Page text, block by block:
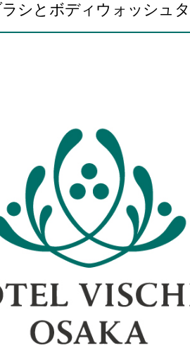
ラシとボディウォッシュ